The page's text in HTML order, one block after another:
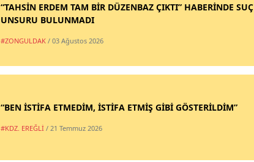
“TAHSİN ERDEM TAM BİR DÜZENBAZ ÇIKTI” HABERİNDE SUÇ
UNSURU BULUNMADI
#ZONGULDAK / 03 Ağustos 2026
“BEN İSTİFA ETMEDİM, İSTİFA ETMİŞ GİBİ GÖSTERİLDİM”
#KDZ. EREĞLİ / 21 Temmuz 2026